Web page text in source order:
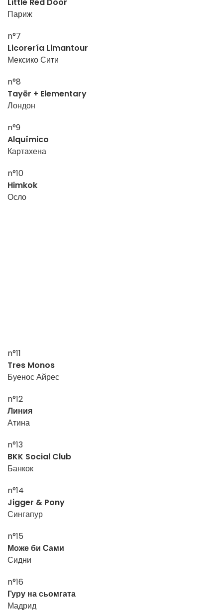
Little Red Door
Париж
n°7
Licorería Limantour
Мексико Сити
n°8
Tayēr + Elementary
Лондон
n°9
Alquímico
Картахена
n°10
Himkok
Осло
n°11
Tres Monos
Буенос Айрес
n°12
Линия
Атина
n°13
BKK Social Club
Банкок
n°14
Jigger & Pony
Сингапур
n°15
Може би Сами
Сидни
n°16
Гуру на сьомгата
Мадрид